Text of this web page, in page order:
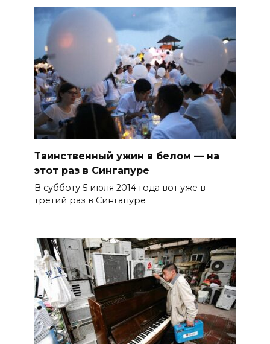
Таинственный ужин в белом — на
этот раз в Сингапуре
В субботу 5 июля 2014 года вот уже в
третий раз в Сингапуре